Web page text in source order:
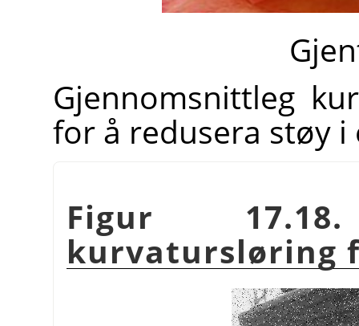
Gjennomsnittleg
for å redusera støy i
Figur 17.18.
kurvatursløring